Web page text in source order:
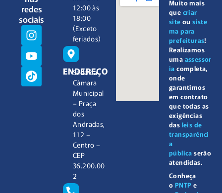
redes
sociais
12:00 às
18:00
(Exceto
feriados)
ENDEREÇO
Sede da
Câmara
Municipal
– Praça
dos
Andradas,
112 –
Centro –
CEP
36.200.00
2
Muito mais
que criar
site ousiste
ma para
prefeituras!
Realizamos
uma assessor
ia completa,
onde
garantimos
em contrato
que todas as
exigências
das leis de
transparênci
a
pública serão
atendidas.
Conheça
o PNTP e